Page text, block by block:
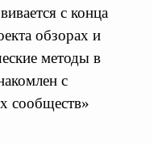
с конца
обзорах и
методы в
с
сообществ»